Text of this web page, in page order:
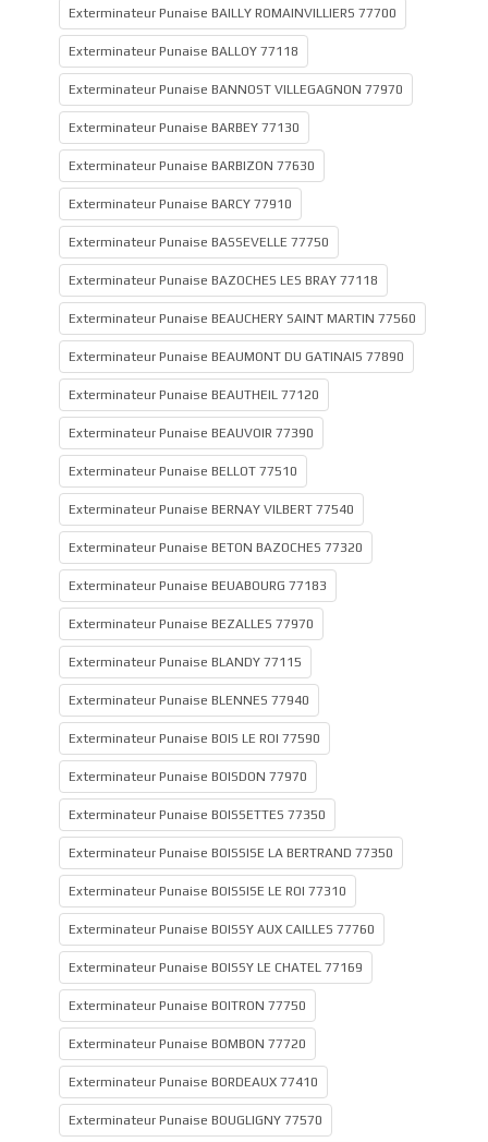
Exterminateur Punaise BAILLY ROMAINVILLIERS 77700
Exterminateur Punaise BALLOY 77118
Exterminateur Punaise BANNOST VILLEGAGNON 77970
Exterminateur Punaise BARBEY 77130
Exterminateur Punaise BARBIZON 77630
Exterminateur Punaise BARCY 77910
Exterminateur Punaise BASSEVELLE 77750
Exterminateur Punaise BAZOCHES LES BRAY 77118
Exterminateur Punaise BEAUCHERY SAINT MARTIN 77560
Exterminateur Punaise BEAUMONT DU GATINAIS 77890
Exterminateur Punaise BEAUTHEIL 77120
Exterminateur Punaise BEAUVOIR 77390
Exterminateur Punaise BELLOT 77510
Exterminateur Punaise BERNAY VILBERT 77540
Exterminateur Punaise BETON BAZOCHES 77320
Exterminateur Punaise BEUABOURG 77183
Exterminateur Punaise BEZALLES 77970
Exterminateur Punaise BLANDY 77115
Exterminateur Punaise BLENNES 77940
Exterminateur Punaise BOIS LE ROI 77590
Exterminateur Punaise BOISDON 77970
Exterminateur Punaise BOISSETTES 77350
Exterminateur Punaise BOISSISE LA BERTRAND 77350
Exterminateur Punaise BOISSISE LE ROI 77310
Exterminateur Punaise BOISSY AUX CAILLES 77760
Exterminateur Punaise BOISSY LE CHATEL 77169
Exterminateur Punaise BOITRON 77750
Exterminateur Punaise BOMBON 77720
Exterminateur Punaise BORDEAUX 77410
Exterminateur Punaise BOUGLIGNY 77570